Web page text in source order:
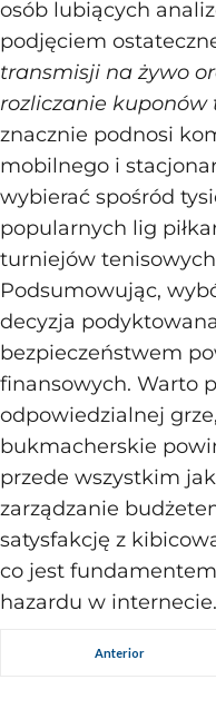
osób lubiących
podjęciem
transmisji na żywo
rozliczanie kuponów
znacznie podnosi
mobilnego i
wybierać spośród
popularnych lig
turniejów
Podsumowując,
decyzja
bezpieczeństwem
finansowych. Warto
odpowiedzialnej
bukmacherskie
przede wszystkim
zarządzanie
satysfakcję z
co jest
hazardu w internecie.
Anterior